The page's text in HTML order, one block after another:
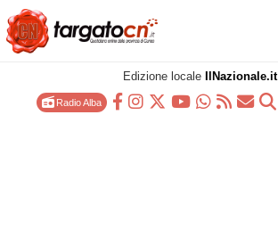
Edizione locale IlNazionale.it
Radio Alba